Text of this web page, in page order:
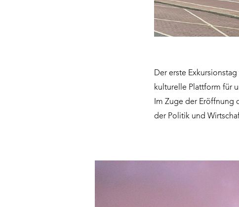
Der erste
kulturelle Plattform für
Im Zuge der Eröffnung
der Politik und